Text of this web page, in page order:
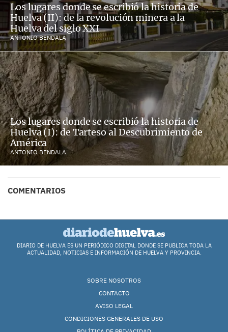
Los lugares donde se escribió la historia de
Huelva (II): de la revolución minera a la
Huelva del siglo XXI
ANTONIO BENDALA
Los lugares donde se escribió la historia de
Huelva (I): de Tarteso al Descubrimiento de
América
ANTONIO BENDALA
COMENTARIOS
DIARIO DE HUELVA ES UN PERIÓDICO DIGITAL DONDE SE PUBLICA TODA LA
ACTUALIDAD, NOTICIAS E INFORMACIÓN DE HUELVA Y PROVINCIA.
SOBRE NOSOTROS
CONTACTO
AVISO LEGAL
CONDICIONES GENERALES DE USO